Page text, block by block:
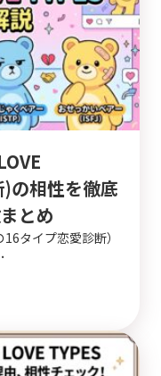
の相性を徹底
とめ
タイプ恋愛診断）